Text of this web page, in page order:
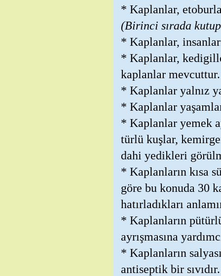
* Kaplanlar,
(Birinci sırada
* Kaplanlar,
* Kaplanlar,
kaplanlar mevcuttur.
* Kaplanlar yalnız
* Kaplanlar
* Kaplanlar yemek
türlü kuşlar,
dahi yedikleri
* Kaplanların kısa
göre bu konuda 30
hatırladıkları
* Kaplanların
ayrışmasına
* Kaplanların
antiseptik bir sıvıdır.